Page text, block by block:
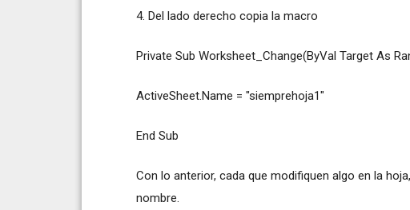
4. Del lado derecho copia la macro
Private Sub Worksheet_Change(ByVal Target As
ActiveSheet.Name = "siemprehoja1"
End Sub
Con lo anterior, cada que modifiquen algo en la
nombre.